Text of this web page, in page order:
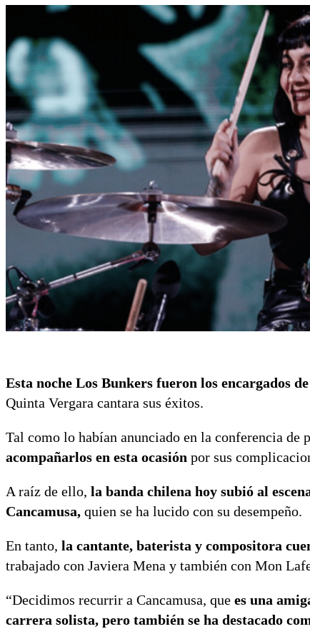
Esta noche Los Bunkers fueron los encargados
Quinta Vergara cantara sus éxitos.
Tal como lo habían anunciado en la conferencia de
acompañarlos en esta ocasión por sus
A raíz de ello, la banda chilena hoy subió al
Cancamusa, quien se ha lucido con su desempeño.
En tanto, la cantante, baterista y compositora
trabajado con Javiera Mena y también con Mon
“Decidimos recurrir a Cancamusa, que es una
carrera solista, pero también se ha destacado